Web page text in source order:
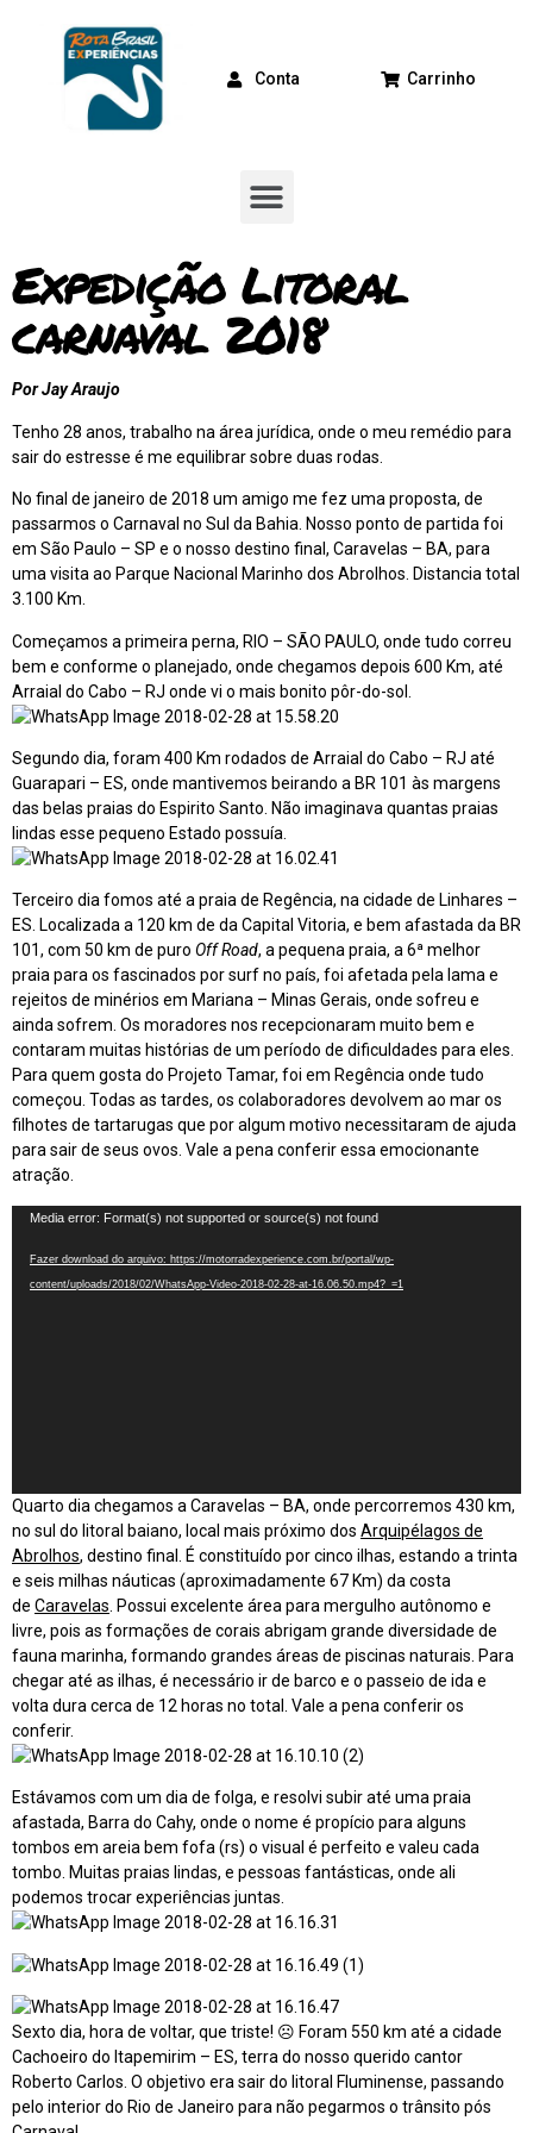
Conta Carrinho
Expedição Litoral
carnaval 2018
Por Jay Araujo
Tenho 28 anos, trabalho na área jurídica, onde o meu remédio para
sair do estresse é me equilibrar sobre duas rodas.
No final de janeiro de 2018 um amigo me fez uma proposta, de
passarmos o Carnaval no Sul da Bahia. Nosso ponto de partida foi
em São Paulo – SP e o nosso destino final, Caravelas – BA, para
uma visita ao Parque Nacional Marinho dos Abrolhos. Distancia total
3.100 Km.
Começamos a primeira perna, RIO – SÃO PAULO, onde tudo correu
bem e conforme o planejado, onde chegamos depois 600 Km, até
Arraial do Cabo – RJ onde vi o mais bonito pôr-do-sol.
Segundo dia, foram 400 Km rodados de Arraial do Cabo – RJ até
Guarapari – ES, onde mantivemos beirando a BR 101 às margens
das belas praias do Espirito Santo. Não imaginava quantas praias
lindas esse pequeno Estado possuía.
Terceiro dia fomos até a praia de Regência, na cidade de Linhares –
ES. Localizada a 120 km de da Capital Vitoria, e bem afastada da BR
101, com 50 km de puro Off Road, a pequena praia, a 6ª melhor
praia para os fascinados por surf no país, foi afetada pela lama e
rejeitos de minérios em Mariana – Minas Gerais, onde sofreu e
ainda sofrem. Os moradores nos recepcionaram muito bem e
contaram muitas histórias de um período de dificuldades para eles.
Para quem gosta do Projeto Tamar, foi em Regência onde tudo
começou. Todas as tardes, os colaboradores devolvem ao mar os
filhotes de tartarugas que por algum motivo necessitaram de ajuda
para sair de seus ovos. Vale a pena conferir essa emocionante
atração.
Tocador
vídeo
Media error: Format(s) not supported or source(s) not found
Fazer download do arquivo: https://motorradexperience.com.br/portal/wp-
content/uploads/2018/02/WhatsApp-Video-2018-02-28-at-16.06.50.mp4?_=1
Quarto dia chegamos a Caravelas – BA, onde percorremos 430 km,
no sul do litoral baiano, local mais próximo dos Arquipélagos de
Abrolhos, destino final. É constituído por cinco ilhas, estando a trinta
e seis milhas náuticas (aproximadamente 67 Km) da costa
de Caravelas . Possui excelente área para mergulho autônomo e
livre, pois as formações de corais abrigam grande diversidade de
fauna marinha, formando grandes áreas de piscinas naturais. Para
chegar até as ilhas, é necessário ir de barco e o passeio de ida e
volta dura cerca de 12 horas no total. Vale a pena conferir os
conferir.
Estávamos com um dia de folga, e resolvi subir até uma praia
afastada, Barra do Cahy, onde o nome é propício para alguns
tombos em areia bem fofa (rs) o visual é perfeito e valeu cada
tombo. Muitas praias lindas, e pessoas fantásticas, onde ali
podemos trocar experiências juntas.
Sexto dia, hora de voltar, que triste! ☹ Foram 550 km até a cidade
Cachoeiro do Itapemirim – ES, terra do nosso querido cantor
Roberto Carlos. O objetivo era sair do litoral Fluminense, passando
pelo interior do Rio de Janeiro para não pegarmos o trânsito pós